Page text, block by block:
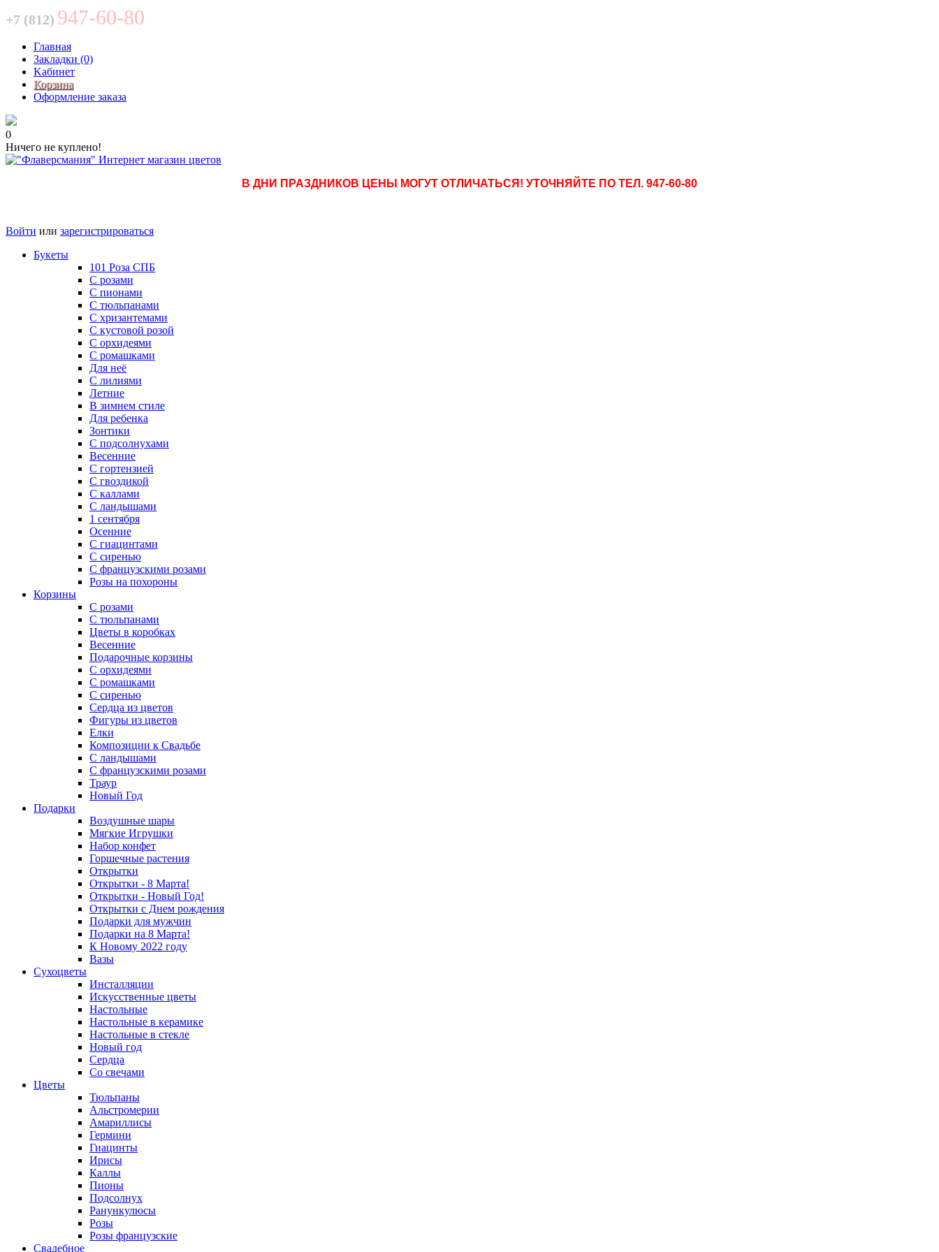
+7 (812) 947-60-80
Главная
Закладки (0)
Kабинет
Корзина
Оформление заказа
0
Ничего не куплено!
В ДНИ ПРАЗДНИКОВ ЦЕНЫ МОГУТ ОТЛИЧАТЬСЯ! УТОЧНЯЙТЕ ПО ТЕЛ. 947-60-80
Войти или зарегистрироваться
Букеты
101 Роза СПБ
С розами
С пионами
С тюльпанами
С хризантемами
С кустовой розой
С орхидеями
С ромашками
Для неё
C лилиями
Летние
В зимнем стиле
Для ребенка
Зонтики
C подсолнухами
Весенние
С гортензией
C гвоздикой
С каллами
C ландышами
1 сентября
Осенние
С гиацинтами
С сиренью
С французскими розами
Розы на похороны
Корзины
С розами
С тюльпанами
Цветы в коробках
Весенние
Подарочные корзины
С орхидеями
С ромашками
С сиренью
Сердца из цветов
Фигуры из цветов
Елки
Композиции к Свадьбе
С ландышами
С французскими розами
Траур
Новый Год
Подарки
Воздушные шары
Мягкие Игрушки
Набор конфет
Горшечные растения
Открытки
Открытки - 8 Марта!
Открытки - Новый Год!
Открытки с Днем рождения
Подарки для мужчин
Подарки на 8 Марта!
К Новому 2022 году
Вазы
Сухоцветы
Инсталляции
Искусственные цветы
Настольные
Настольные в керамике
Настольные в стекле
Новый год
Сердца
Со свечами
Цветы
Тюльпаны
Альстромерии
Амариллисы
Гермини
Гиацинты
Ирисы
Каллы
Пионы
Подсолнух
Ранункулюсы
Розы
Розы французские
Свадебное